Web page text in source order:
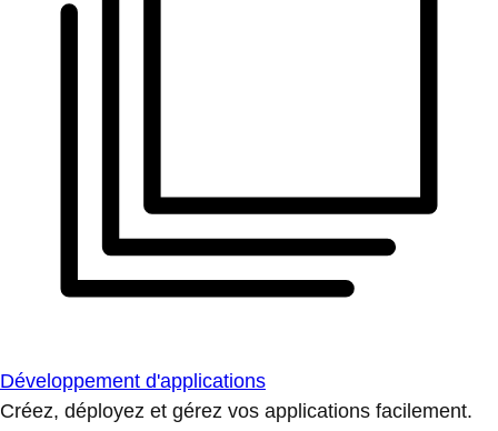
Développement d'applications
Créez, déployez et gérez vos applications facilement.